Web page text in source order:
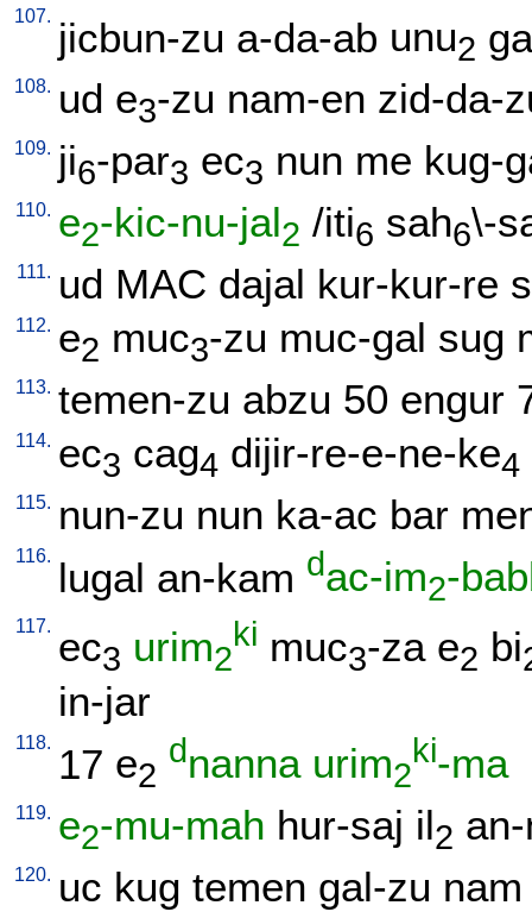
107. jicbun-zu a-da-ab unu2
108. ud e3-zu nam-en zid-da-
109. ji6-par3 ec3 nun me kug-
110. e2-kic-nu-jal2 /iti6 sah6\-
111. ud MAC dajal kur-kur-re
112. e2 muc3-zu muc-gal sug
113. temen-zu abzu 50 engur
114. ec3 cag4 dijir-re-e-ne-ke4
115. nun-zu nun ka-ac bar
116. lugal an-kam dac-im2-
117. ec3 urim2
ki muc3-za e2 bi
in-jar
118. 17 e2
dnanna urim2
ki-ma
119. e2-mu-mah hur-saj il2
120. uc kug temen gal-zu nam